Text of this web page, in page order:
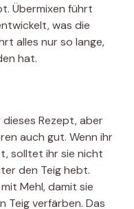
Übermixen führt
was die
alles nur so lange,
hat.
dieses Rezept, aber
auch gut. Wenn ihr
solltet ihr sie nicht
den Teig hebt.
Mehl, damit sie
Teig verfärben. Das